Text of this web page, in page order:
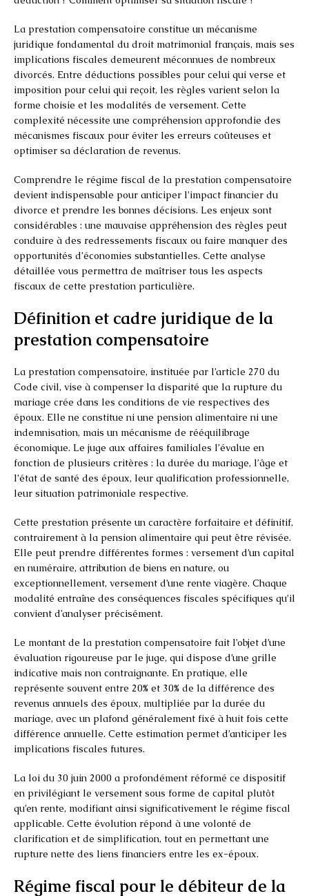
La prestation compensatoire constitue un mécanisme
juridique fondamental du droit matrimonial français, mais ses
implications fiscales demeurent méconnues de nombreux
divorcés. Entre déductions possibles pour celui qui verse et
imposition pour celui qui reçoit, les règles varient selon la
forme choisie et les modalités de versement. Cette
complexité nécessite une compréhension approfondie des
mécanismes fiscaux pour éviter les erreurs coûteuses et
optimiser sa déclaration de revenus.
Comprendre le régime fiscal de la prestation compensatoire
devient indispensable pour anticiper l’impact financier du
divorce et prendre les bonnes décisions. Les enjeux sont
considérables : une mauvaise appréhension des règles peut
conduire à des redressements fiscaux ou faire manquer des
opportunités d’économies substantielles. Cette analyse
détaillée vous permettra de maîtriser tous les aspects
fiscaux de cette prestation particulière.
Définition et cadre juridique de la
prestation compensatoire
La prestation compensatoire, instituée par l’article 270 du
Code civil, vise à compenser la disparité que la rupture du
mariage crée dans les conditions de vie respectives des
époux. Elle ne constitue ni une pension alimentaire ni une
indemnisation, mais un mécanisme de rééquilibrage
économique. Le juge aux affaires familiales l’évalue en
fonction de plusieurs critères : la durée du mariage, l’âge et
l’état de santé des époux, leur qualification professionnelle,
leur situation patrimoniale respective.
Cette prestation présente un caractère forfaitaire et définitif,
contrairement à la pension alimentaire qui peut être révisée.
Elle peut prendre différentes formes : versement d’un capital
en numéraire, attribution de biens en nature, ou
exceptionnellement, versement d’une rente viagère. Chaque
modalité entraîne des conséquences fiscales spécifiques qu’il
convient d’analyser précisément.
Le montant de la prestation compensatoire fait l’objet d’une
évaluation rigoureuse par le juge, qui dispose d’une grille
indicative mais non contraignante. En pratique, elle
représente souvent entre 20% et 30% de la différence des
revenus annuels des époux, multipliée par la durée du
mariage, avec un plafond généralement fixé à huit fois cette
différence annuelle. Cette estimation permet d’anticiper les
implications fiscales futures.
La loi du 30 juin 2000 a profondément réformé ce dispositif
en privilégiant le versement sous forme de capital plutôt
qu’en rente, modifiant ainsi significativement le régime fiscal
applicable. Cette évolution répond à une volonté de
clarification et de simplification, tout en permettant une
rupture nette des liens financiers entre les ex-époux.
Régime fiscal pour le débiteur de la